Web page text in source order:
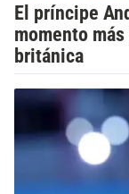
El príncipe
momento
británica